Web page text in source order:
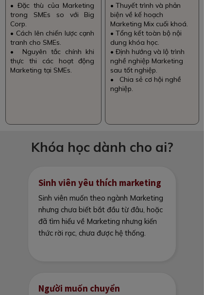
• Đặc thù của Marketing
trong SMEs so với Big
Corp.
• Cách lên chiến lược cạnh
tranh cho SMEs.
• Nguyên tắc chính khi
thực thi các hoạt động
Marketing tại SMEs.
• Thuyết trình và phản
biện về kế hoạch
Marketing Mix cuối khoá.
• Tổng kết toàn bộ nội
dung khóa học.
• Định hướng và lộ trình
nghề nghiệp Marketing
sau tốt nghiệp.
• Chia sẻ cơ hội nghề
nghiệp.
Khóa học dành cho ai?
Sinh viên muốn theo ngành Marketing
nhưng chưa biết bắt đầu từ đâu, hoặc
đã tìm hiểu về Marketing nhưng kiến
thức rời rạc, chưa được hệ thống.
Sinh viên yêu thích marketing
Người muốn chuyển